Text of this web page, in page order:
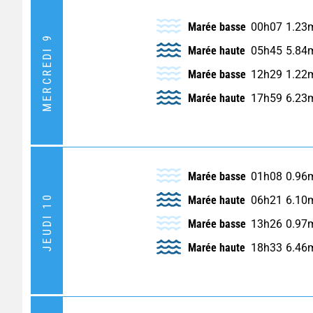
MERCREDI 9
Marée basse 00h07
Marée haute 05h45
Marée basse 12h29
Marée haute 17h59
JEUDI 10
Marée basse 01h08
Marée haute 06h21
Marée basse 13h26
Marée haute 18h33